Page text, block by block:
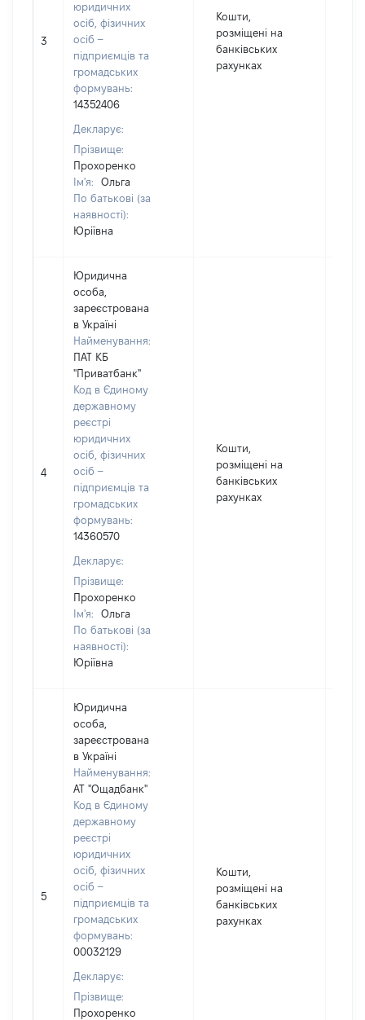
3
юридичних
осіб, фізичних
осіб –
підприємців та
громадських
формувань:
14352406
Декларує:
Прізвище:
Прохоренко
Ім'я:
Ольга
По батькові (за
наявності):
Юріївна
Кошти,
розміщені на
банківських
рахунках
4
Юридична
особа,
зареєстрована
в Україні
Найменування:
ПАТ КБ
"Приватбанк"
Код в Єдиному
державному
реєстрі
юридичних
осіб, фізичних
осіб –
підприємців та
громадських
формувань:
14360570
Декларує:
Прізвище:
Прохоренко
Ім'я:
Ольга
По батькові (за
наявності):
Юріївна
Кошти,
розміщені на
банківських
рахунках
5
Юридична
особа,
зареєстрована
в Україні
Найменування:
АТ "Ощадбанк"
Код в Єдиному
державному
реєстрі
юридичних
осіб, фізичних
осіб –
підприємців та
громадських
формувань:
00032129
Декларує:
Прізвище:
Прохоренко
Кошти,
розміщені на
банківських
рахунках